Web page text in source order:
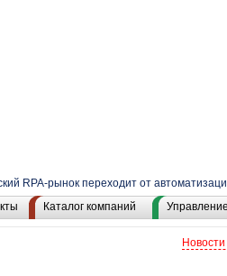
RPA-рынок переходит от
Каталог компаний